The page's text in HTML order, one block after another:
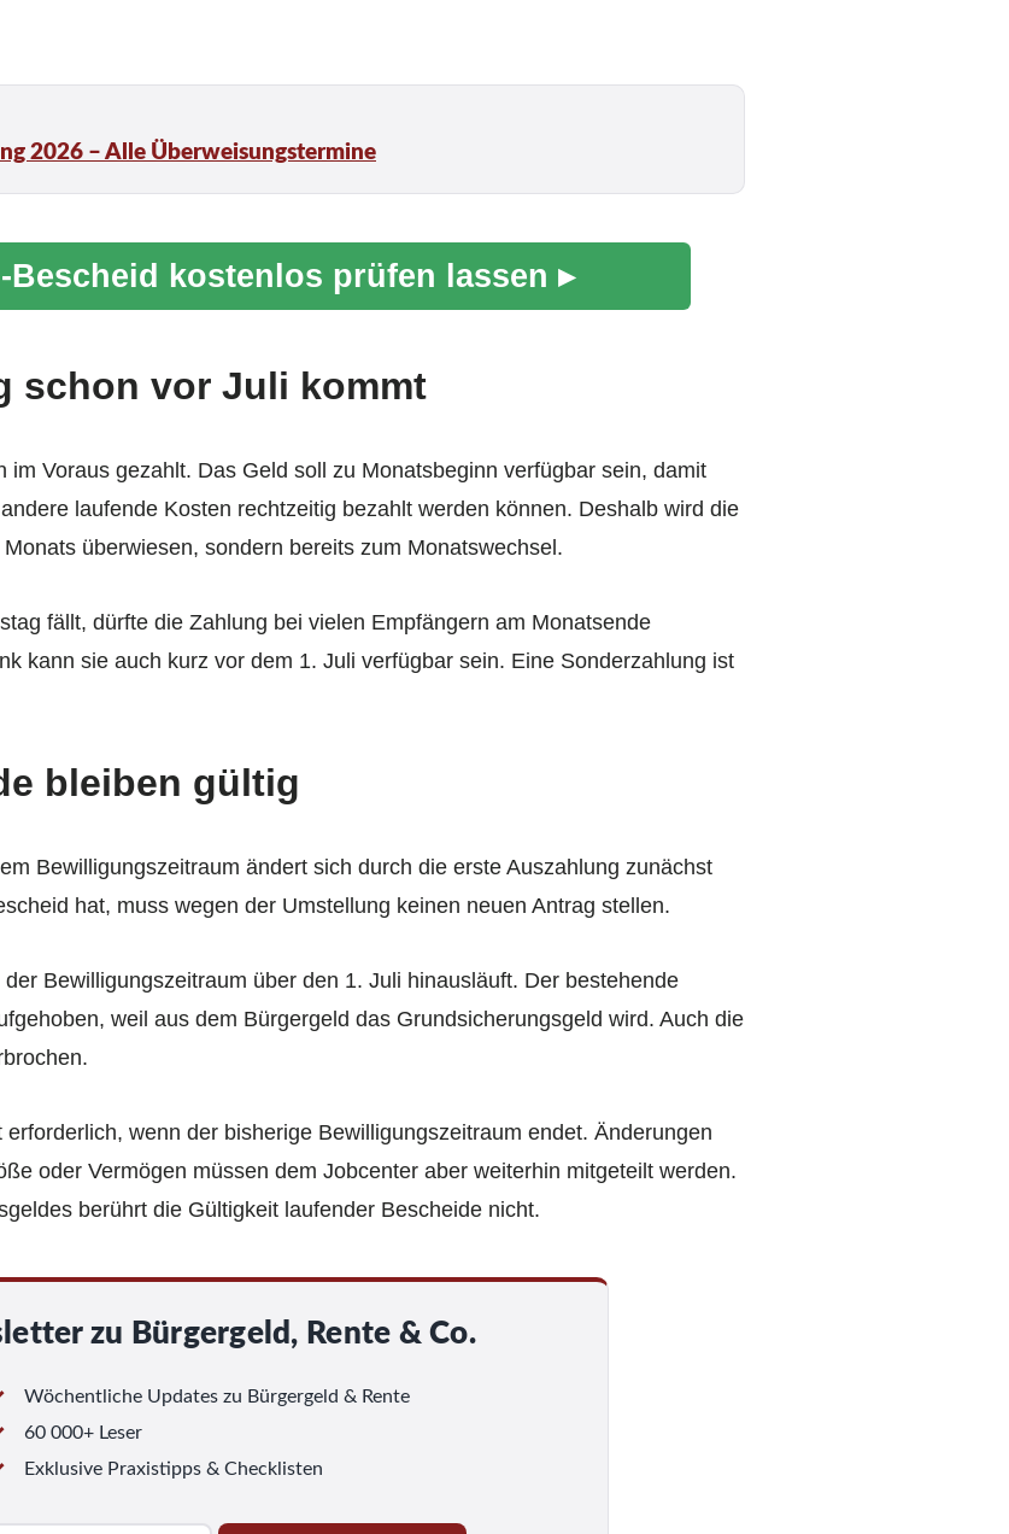
2026 – Alle Überweisungstermine
Bescheid kostenlos prüfen lassen ▸
schon vor Juli kommt
im Voraus gezahlt. Das Geld soll zu Monatsbeginn verfügbar sein, damit
laufende Kosten rechtzeitig bezahlt werden können. Deshalb wird die
überwiesen, sondern bereits zum Monatswechsel.
fällt, dürfte die Zahlung bei vielen Empfängern am Monatsende
kann sie auch kurz vor dem 1. Juli verfügbar sein. Eine Sonderzahlung ist
bleiben gültig
Bewilligungszeitraum ändert sich durch die erste Auszahlung zunächst
hat, muss wegen der Umstellung keinen neuen Antrag stellen.
Bewilligungszeitraum über den 1. Juli hinausläuft. Der bestehende
weil aus dem Bürgergeld das Grundsicherungsgeld wird. Auch die
wenn der bisherige Bewilligungszeitraum endet. Änderungen
oder Vermögen müssen dem Jobcenter aber weiterhin mitgeteilt werden.
berührt die Gültigkeit laufender Bescheide nicht.
zu Bürgergeld, Rente & Co.
Wöchentliche Updates zu Bürgergeld & Rente
60 000+ Leser
Exklusive Praxistipps & Checklisten